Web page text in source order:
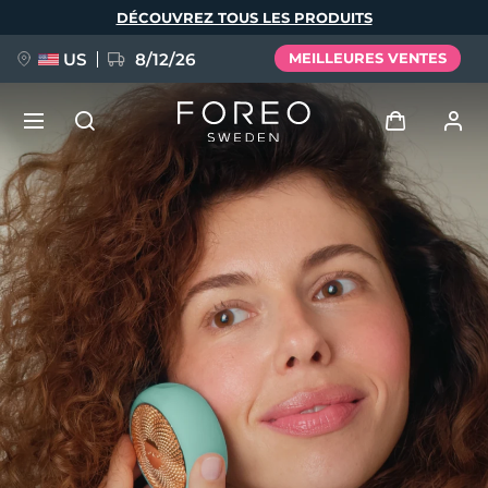
DÉCOUVREZ TOUS LES PRODUITS
US 8/12/26 MEILLEURES VENTES
Se connecter
Profil de l'utilisateur
Mes appareils
Mes commandes
Mes adresses
Mes abonnements
NOUVEAU
FAQ™ Pure Beauty-Tech Elixir
BREAKING NEWS
issa™ Teeth Whitening Set
Langue
English Deutsch
Español
Français
Italiano
Português
Polski
Svenska
Русский
Türkçe
简体中文 繁體中文